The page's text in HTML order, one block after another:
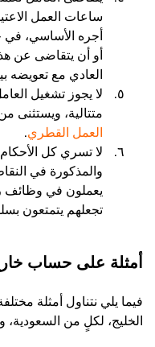
أجره الأساسي، في
أو أن يتقاضى عن
العادي مع تعويضه
لا يجوز تشغيل
متتالية، ويستثنى
العمل القطري.
لا تسري كل
يعملون في وظائف
تجعلهم يتمتعون
أمثلة على حساب
فيما يلي نتناول أمثلة
الخليج، لكلٍ من السعودية،